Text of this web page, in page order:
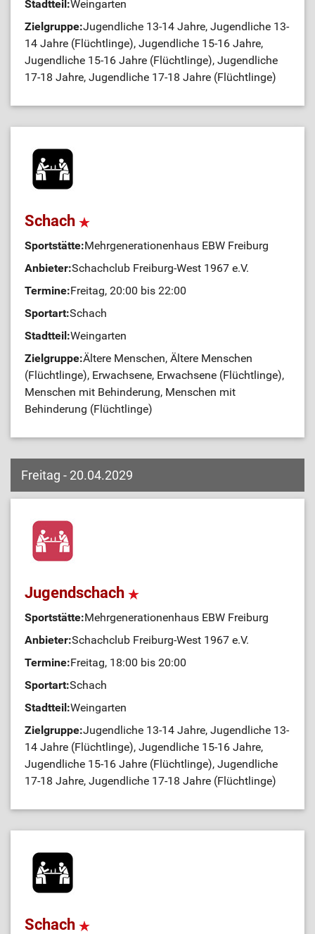
Stadtteil:Weingarten
Zielgruppe:Jugendliche 13-14 Jahre, Jugendliche 13-
14 Jahre (Flüchtlinge), Jugendliche 15-16 Jahre,
Jugendliche 15-16 Jahre (Flüchtlinge), Jugendliche
17-18 Jahre, Jugendliche 17-18 Jahre (Flüchtlinge)
Schach
Sportstätte:Mehrgenerationenhaus EBW Freiburg
Anbieter:Schachclub Freiburg-West 1967 e.V.
Termine:Freitag, 20:00 bis 22:00
Sportart:Schach
Stadtteil:Weingarten
Zielgruppe:Ältere Menschen, Ältere Menschen
(Flüchtlinge), Erwachsene, Erwachsene (Flüchtlinge),
Menschen mit Behinderung, Menschen mit
Behinderung (Flüchtlinge)
Freitag - 20.04.2029
Jugendschach
Sportstätte:Mehrgenerationenhaus EBW Freiburg
Anbieter:Schachclub Freiburg-West 1967 e.V.
Termine:Freitag, 18:00 bis 20:00
Sportart:Schach
Stadtteil:Weingarten
Zielgruppe:Jugendliche 13-14 Jahre, Jugendliche 13-
14 Jahre (Flüchtlinge), Jugendliche 15-16 Jahre,
Jugendliche 15-16 Jahre (Flüchtlinge), Jugendliche
17-18 Jahre, Jugendliche 17-18 Jahre (Flüchtlinge)
Schach